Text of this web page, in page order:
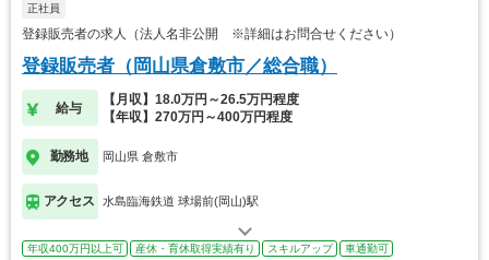
正社員
登録販売者の求人（法人名非公開 ※詳細はお問合せください）
登録販売者（岡山県倉敷市／総合職）
給与
【月収】18.0万円～26.5万円程度
【年収】270万円～400万円程度
勤務地 岡山県 倉敷市
アクセス 水島臨海鉄道 球場前(岡山)駅
年収400万円以上可 産休・育休取得実績有り スキルアップ
車通勤可